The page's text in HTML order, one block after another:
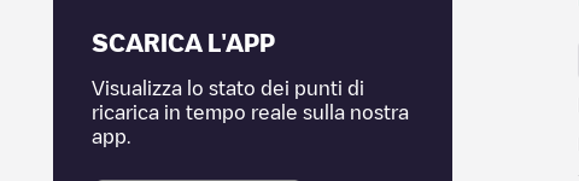
SCARICA L'APP
Visualizza lo stato dei punti di
ricarica in tempo reale sulla nostra
app.